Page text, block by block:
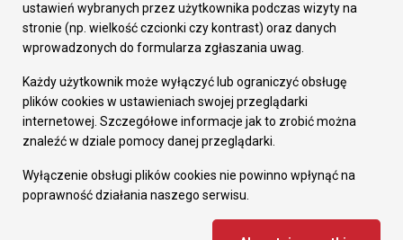
Fundusze europejskie
Środki krajowe
Oferty inwestycyjne
Pozostałe
Deklaracja dostępności
Dane osobowe
Dodaj opinię o witrynie
ustawień wybranych przez użytkownika podczas wizyty na
stronie (np. wielkość czcionki czy kontrast) oraz danych
wprowadzonych do formularza zgłaszania uwag.
Każdy użytkownik może wyłączyć lub ograniczyć obsługę
plików cookies w ustawieniach swojej przeglądarki
internetowej. Szczegółowe informacje jak to zrobić można
znaleźć w dziale pomocy danej przeglądarki.
Wyłączenie obsługi plików cookies nie powinno wpłynąć na
poprawność działania naszego serwisu.